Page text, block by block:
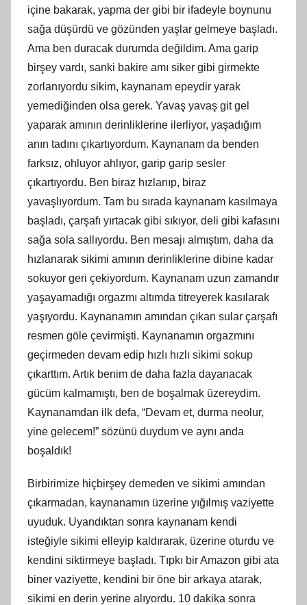
içine bakarak, yapma der gibi bir ifadeyle boynunu
sağa düşürdü ve gözünden yaşlar gelmeye başladı.
Ama ben duracak durumda değildim. Ama garip
birşey vardı, sanki bakire amı siker gibi girmekte
zorlanıyordu sikim, kaynanam epeydir yarak
yemediğinden olsa gerek. Yavaş yavaş git gel
yaparak amının derinliklerine ilerliyor, yaşadığım
anın tadını çıkartıyordum. Kaynanam da benden
farksız, ohluyor ahlıyor, garip garip sesler
çıkartıyordu. Ben biraz hızlanıp, biraz
yavaşlıyordum. Tam bu sırada kaynanam kasılmaya
başladı, çarşafı yırtacak gibi sıkıyor, deli gibi kafasını
sağa sola sallıyordu. Ben mesajı almıştım, daha da
hızlanarak sikimi amının derinliklerine dibine kadar
sokuyor geri çekiyordum. Kaynanam uzun zamandır
yaşayamadığı orgazmı altımda titreyerek kasılarak
yaşıyordu. Kaynanamın amından çıkan sular çarşafı
resmen göle çevirmişti. Kaynanamın orgazmını
geçirmeden devam edip hızlı hızlı sikimi sokup
çıkarttım. Artık benim de daha fazla dayanacak
gücüm kalmamıştı, ben de boşalmak üzereydim.
Kaynanamdan ilk defa, “Devam et, durma neolur,
yine gelecem!” sözünü duydum ve aynı anda
boşaldık!
Birbirimize hiçbirşey demeden ve sikimi amından
çıkarmadan, kaynanamın üzerine yığılmış vaziyette
uyuduk. Uyandıktan sonra kaynanam kendi
isteğiyle sikimi elleyip kaldırarak, üzerine oturdu ve
kendini siktirmeye başladı. Tıpkı bir Amazon gibi ata
biner vaziyette, kendini bir öne bir arkaya atarak,
sikimi en derin yerine alıyordu. 10 dakika sonra